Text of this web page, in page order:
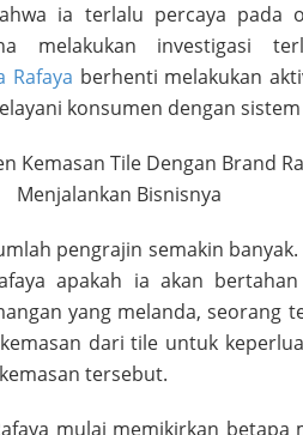
ia terlalu percaya pada
melakukan investigasi
Rafaya berhenti melakukan
konsumen dengan sistem
pengrajin semakin
apakah ia akan
yang melanda, seorang
dari tile untuk
tersebut.
mulai memikirkan betapa